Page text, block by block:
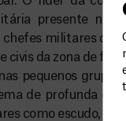
presente
chefes militares de
civis da zona de
pequenos
de profunda
como escudo,